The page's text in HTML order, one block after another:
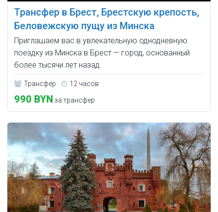
Трансфер в Брест, Брестскую крепость,
Беловежскую пущу из Минска
Приглашаем вас в увлекательную однодневную
поездку из Минска в Брест — город, основанный
более тысячи лет назад.
Трансфер 12 часов
990 BYN за трансфер